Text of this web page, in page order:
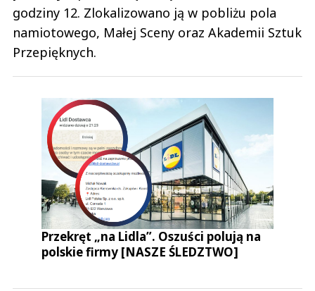
godziny 12. Zlokalizowano ją w pobliżu pola
namiotowego, Małej Sceny oraz Akademii Sztuk
Przepięknych.
Przekręt „na Lidla”. Oszuści polują na
polskie firmy [NASZE ŚLEDZTWO]